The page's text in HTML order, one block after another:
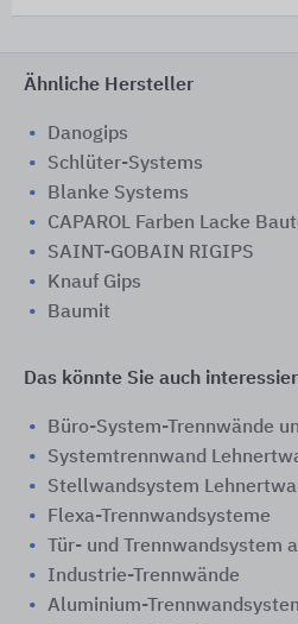
Ähnliche Hersteller
Danogips
Schlüter-Systems
Blanke Systems
CAPAROL Farben Lacke
SAINT-GOBAIN RIGIPS
Knauf Gips
Baumit
Das könnte Sie auch
Büro-System-Trennwände
Systemtrennwand
Stellwandsystem
Flexa-Trennwandsysteme
Tür- und Trennwandsystem
Industrie-Trennwände
Aluminium-